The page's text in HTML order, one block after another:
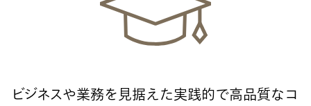
ビジネスや業務を見据えた実践的で高品質なコ